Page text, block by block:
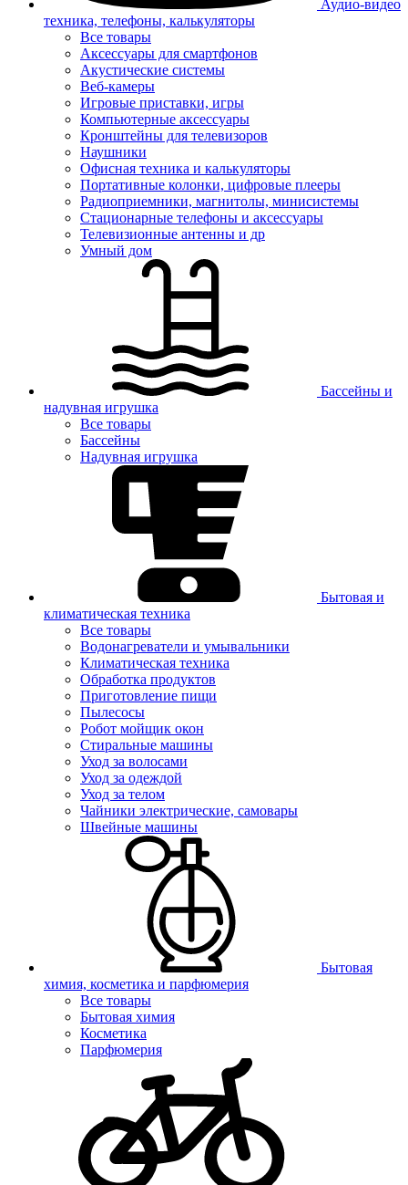
Аудио-видео
техника, телефоны, калькуляторы
Все товары
Аксессуары для смартфонов
Акустические системы
Веб-камеры
Игровые приставки, игры
Компьютерные аксессуары
Кронштейны для телевизоров
Наушники
Офисная техника и калькуляторы
Портативные колонки, цифровые плееры
Радиоприемники, магнитолы, минисистемы
Стационарные телефоны и аксессуары
Телевизионные антенны и др
Умный дом
Бассейны и
надувная игрушка
Все товары
Бассейны
Надувная игрушка
Бытовая и
климатическая техника
Все товары
Водонагреватели и умывальники
Климатическая техника
Обработка продуктов
Приготовление пищи
Пылесосы
Робот мойщик окон
Стиральные машины
Уход за волосами
Уход за одеждой
Уход за телом
Чайники электрические, самовары
Швейные машины
Бытовая
химия, косметика и парфюмерия
Все товары
Бытовая химия
Косметика
Парфюмерия